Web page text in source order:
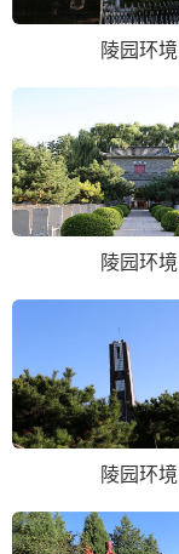
陵园环境
陵园环境
陵园环境